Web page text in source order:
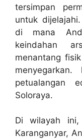
tersimpan
untuk
di mana
keindahan
menantang
petualangan
Soloraya.
Di wilayah
Karanganyar,